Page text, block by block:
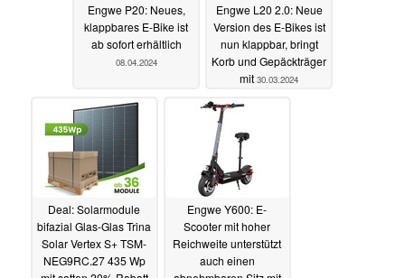
Engwe P20: Neues,
klappbares E-Bike ist
ab sofort erhältlich
08.04.2024
Engwe L20 2.0: Neue
Version des E-Bikes ist
nun klappbar, bringt
Korb und Gepäckträger
mit 30.03.2024
Deal: Solarmodule
bifazial Glas-Glas Trina
Solar Vertex S+ TSM-
NEG9RC.27 435 Wp
Engwe Y600: E-
Scooter mit hoher
Reichweite unterstützt
auch einen